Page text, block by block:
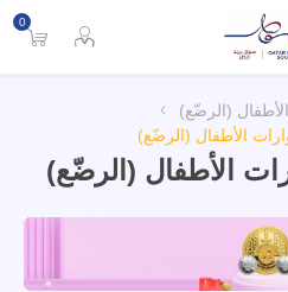
0
الأطفال (الرضّع)
الأطفال (الرضّع)
الأطفال (الرضّع)